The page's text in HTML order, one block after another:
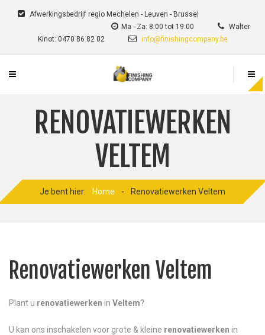
Afwerkingsbedrijf regio Mechelen - Leuven - Brussel
Ma - Za: 8:00 tot 19:00
Walter
Kinot: 0470 86 82 02
info@finishingcompany.be
RENOVATIEWERKEN
VELTEM
Je bent hier: Home - Renovatiewerken Veltem
Renovatiewerken Veltem
Plant u renovatiewerken in Veltem?
U kan ons inschakelen voor grote & kleine renovatiewerken in